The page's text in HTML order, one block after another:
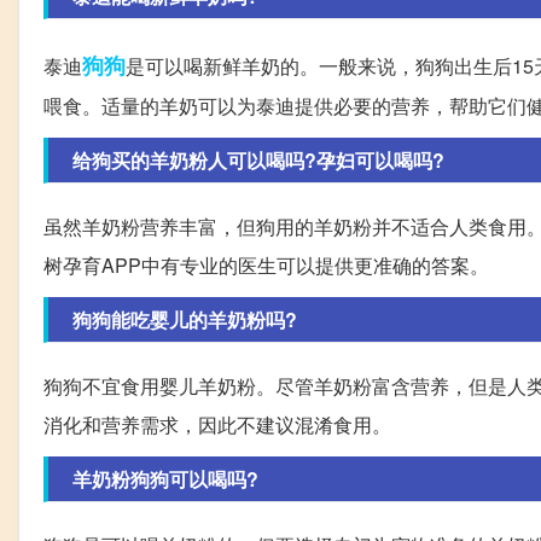
泰迪狗狗是可以喝新鲜羊奶的。一般来说，狗狗出生后
喂食。适量的羊奶可以为泰迪提供必要的营养，帮助它们
给狗买的羊奶粉人可以喝吗?孕妇可以喝吗?
虽然羊奶粉营养丰富，但狗用的羊奶粉并不适合人类食
树孕育APP中有专业的医生可以提供更准确的答案。
狗狗能吃婴儿的羊奶粉吗?
狗狗不宜食用婴儿羊奶粉。尽管羊奶粉富含营养，但是
消化和营养需求，因此不建议混淆食用。
羊奶粉狗狗可以喝吗?